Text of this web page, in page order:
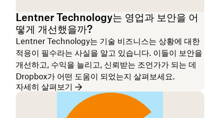
Lentner Technology는 영업과 보안을 어
떻게 개선했을까?
Lentner Technology는 기술 비즈니스는 상황에 대한
적응이 필수라는 사실을 알고 있습니다. 이들이 보안을
개선하고, 수익을 늘리고, 신뢰받는 조언가가 되는 데
Dropbox가 어떤 도움이 되었는지 살펴보세요.
자세히 살펴보기